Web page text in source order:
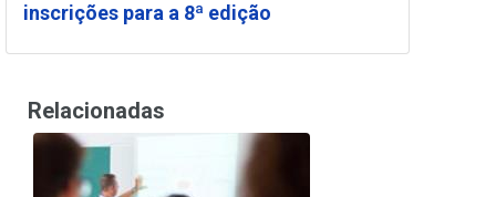
inscrições para a 8ª edição
Relacionadas